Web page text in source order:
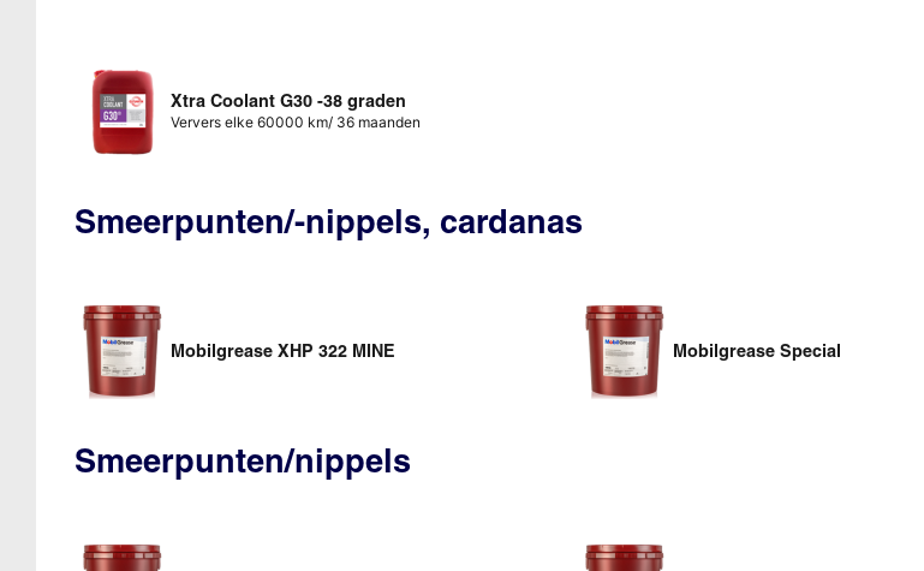
Xtra Coolant G30 -38 graden
Ververs elke 60000 km/ 36 maanden
Smeerpunten/-nippels, cardanas
Mobilgrease XHP 322 MINE Mobilgrease Special
Smeerpunten/nippels